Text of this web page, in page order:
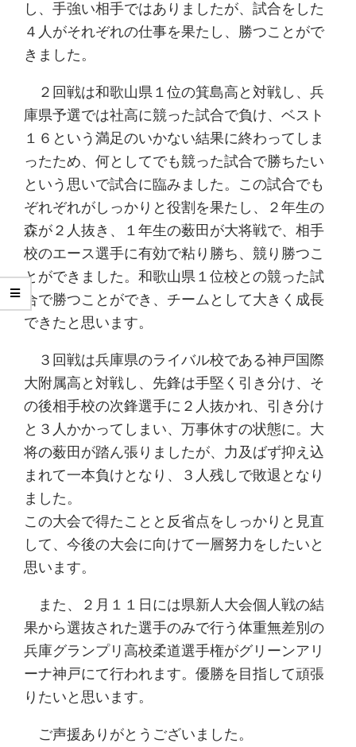
し、手強い相手ではありましたが、試合をした
４人がそれぞれの仕事を果たし、勝つことがで
きました。
２回戦は和歌山県１位の箕島高と対戦し、兵
庫県予選では社高に競った試合で負け、ベスト
１６という満足のいかない結果に終わってしま
ったため、何としてでも競った試合で勝ちたい
という思いで試合に臨みました。この試合でも
ぞれぞれがしっかりと役割を果たし、２年生の
森が２人抜き、１年生の薮田が大将戦で、相手
校のエース選手に有効で粘り勝ち、競り勝つこ
とができました。和歌山県１位校との競った試
合で勝つことができ、チームとして大きく成長
できたと思います。
３回戦は兵庫県のライバル校である神戸国際
大附属高と対戦し、先鋒は手堅く引き分け、そ
の後相手校の次鋒選手に２人抜かれ、引き分け
と３人かかってしまい、万事休すの状態に。大
将の薮田が踏ん張りましたが、力及ばず抑え込
まれて一本負けとなり、３人残しで敗退となり
ました。
この大会で得たことと反省点をしっかりと見直
して、今後の大会に向けて一層努力をしたいと
思います。
また、２月１１日には県新人大会個人戦の結
果から選抜された選手のみで行う体重無差別の
兵庫グランプリ高校柔道選手権がグリーンアリ
ーナ神戸にて行われます。優勝を目指して頑張
りたいと思います。
ご声援ありがとうございました。